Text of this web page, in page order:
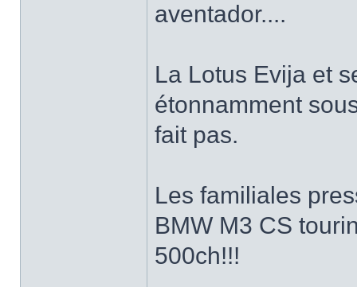
aventador....
La Lotus Evija et
étonnamment
fait pas.
Les familiales
BMW M3 CS
500ch!!!